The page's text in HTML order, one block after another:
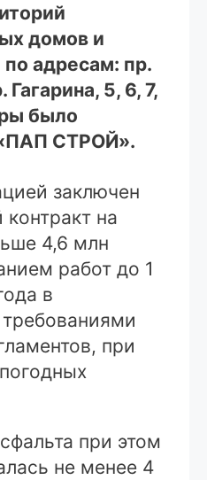
домов и
адресам: пр.
Гагарина, 5, 6, 7,
было
СТРОЙ».
заключен
на
4,6 млн
работ до 1
в
при
при этом
не менее 4